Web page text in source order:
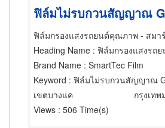
ฟิล์มไม่รบกวนสัญญาณ
ฟิล์มกรองแสงรถยนต์คุณภาพ - สมา
Heading Name : ฟิล์มกรองแสงรถยนต์,ฟิล์มกรอ
Brand Name : SmartTec Film
Keyword : ฟิล์มไม่รบกวนสัญญาณ
เขตบางแค
กรุงเท
Views : 506 Time(s)